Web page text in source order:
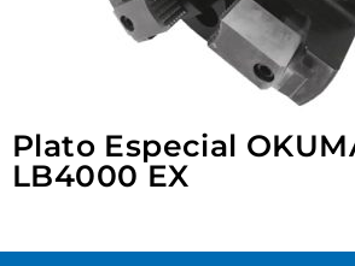
Plato Especial
LB4000 EX